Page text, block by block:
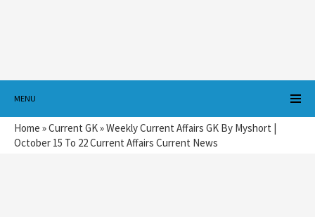
MENU
Home »Current GK»Weekly Current Affairs GK By Myshort |
October 15 To 22 Current Affairs Current News